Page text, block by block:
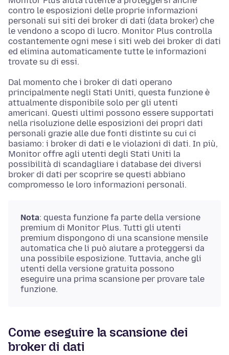
contro le esposizioni delle proprie informazioni
personali sui siti dei broker di dati (data broker) che
le vendono a scopo di lucro. Monitor Plus controlla
costantemente ogni mese i siti web dei broker di dati
ed elimina automaticamente tutte le informazioni
trovate su di essi.
Dal momento che i broker di dati operano
principalmente negli Stati Uniti, questa funzione è
attualmente disponibile solo per gli utenti
americani. Questi ultimi possono essere supportati
nella risoluzione delle esposizioni dei propri dati
personali grazie alle due fonti distinte su cui ci
basiamo: i broker di dati e le violazioni di dati. In più,
Monitor offre agli utenti degli Stati Uniti la
possibilità di scandagliare i database dei diversi
broker di dati per scoprire se questi abbiano
compromesso le loro informazioni personali.
Nota: questa funzione fa parte della versione
premium di Monitor Plus. Tutti gli utenti
premium dispongono di una scansione mensile
automatica che li può aiutare a proteggersi da
una possibile esposizione. Tuttavia, anche gli
utenti della versione gratuita possono
eseguire una prima scansione per provare tale
funzione.
Come eseguire la scansione dei
broker di dati